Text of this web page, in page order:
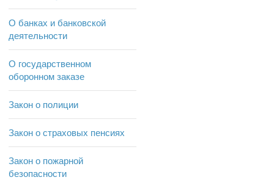
О банках и банковской
деятельности
О государственном
оборонном заказе
Закон о полиции
Закон о страховых пенсиях
Закон о пожарной
безопасности